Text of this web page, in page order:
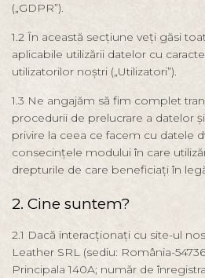
(„GDPR”).
1.2 În această secțiune veți găsi
aplicabile utilizării datelor cu
utilizatorilor noștri („Utilizatori”).
1.3 Ne angajăm să fim complet
procedurii de prelucrare a datelor
privire la ceea ce facem cu datele
consecințele modului în care
drepturile de care beneficiați în
2. Cine suntem?
2.1 Dacă interacționați cu site-ul
Leather SRL (sediu: România-
Principala 140A; număr de